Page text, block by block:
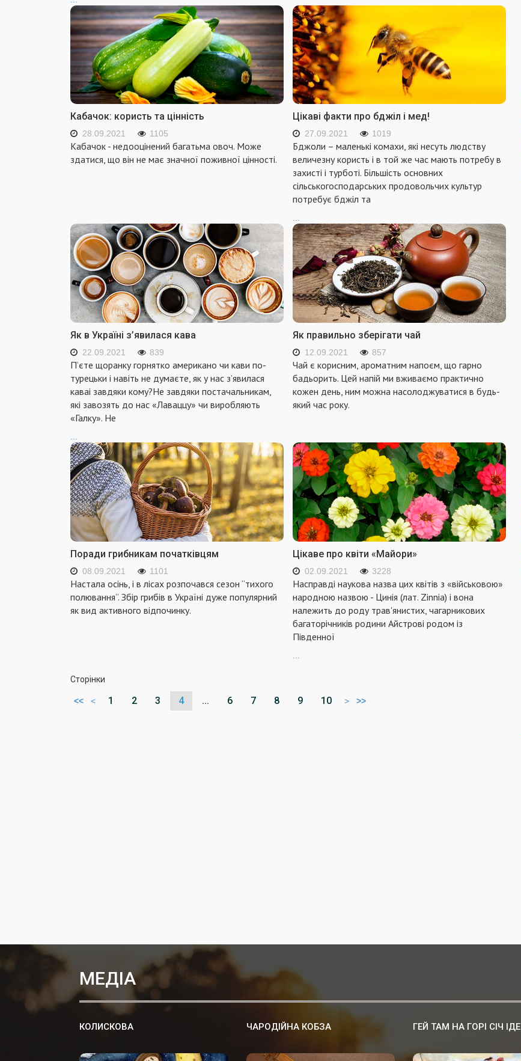
Кабачок: користь та цінність
28.09.2021 1105
Кабачок - недооцінений багатьма овоч. Може
здатися, що він не має значної поживної цінності.
Цікаві факти про бджіл і мед!
27.09.2021 1019
Бджоли – маленькі комахи, які несуть людству
величезну користь і в той же час мають потребу в
захисті і турботі. Більшість основних
сільськогосподарських продовольчих культур
потребує бджіл та
...
Як в Україні з’явилася кава
22.09.2021 839
П’єте щоранку горнятко американо чи кави по-
турецьки і навіть не думаєте, як у нас з’явилася
каваі завдяки кому?Не завдяки постачальникам,
які завозять до нас «Лаваццу» чи виробляють
«Галку». Не
...
Як правильно зберігати чай
12.09.2021 857
Чай є корисним, ароматним напоєм, що гарно
бадьорить. Цей напій ми вживаємо практично
кожен день, ним можна насолоджуватися в будь-
який час року.
Поради грибникам початківцям
08.09.2021 1101
Настала осінь, і в лісах розпочався сезон “тихого
полювання”. Збір грибів в Україні дуже популярний
як вид активного відпочинку.
Цікаве про квіти «Майори»
02.09.2021 3228
Насправді наукова назва цих квітів з «військовою»
народною назвою - Цинія (лат. Zinnia) і вона
належить до роду трав'янистих, чагарникових
багаторічників родини Айстрові родом із
Південної
Сторінки
<< < 1 2 3 4 ... 6 7 8 9 10 > >>
МЕДІА
КОЛИСКОВА ЧАРОДІЙНА КОБЗА ГЕЙ ТАМ НА ГОРІ СІЧ ІДЕ